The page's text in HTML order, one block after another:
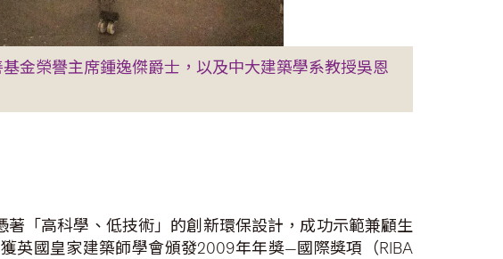
金榮譽主席鍾逸傑爵士，以及中大建築學系教授吳恩
「高科學、低技術」的創新環保設計，成功示範兼顧生
英國皇家建築師學會頒發2009年年獎—國際獎項（RIBA